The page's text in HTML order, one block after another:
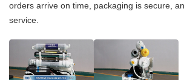
orders arrive on time, packaging is secure,
service.